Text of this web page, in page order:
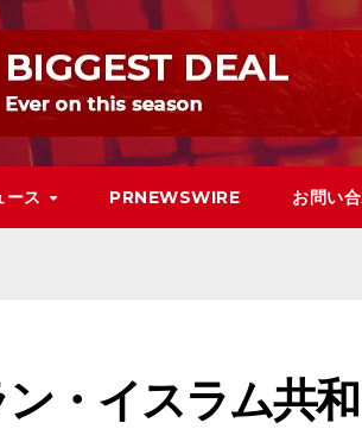
ース PRNEWSWIRE お問い
・イスラム共和